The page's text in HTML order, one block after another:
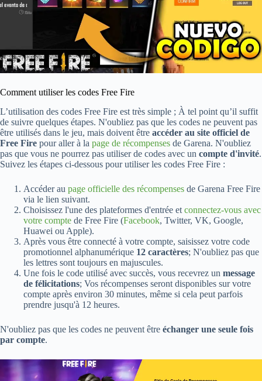
Comment utiliser les codes Free Fire
L’utilisation des codes Free Fire est très simple ; À tel point qu’il suffit
de suivre quelques étapes. N'oubliez pas que les codes ne peuvent pas
être utilisés dans le jeu, mais doivent être accéder au site officiel de
Free Fire pour aller à la page de récompenses de Garena. N'oubliez
pas que vous ne pourrez pas utiliser de codes avec un compte d'invité.
Suivez les étapes ci-dessous pour utiliser les codes Free Fire :
Accéder au page officielle des récompenses de Garena Free Fire
via le lien suivant.
Choisissez l'une des plateformes d'entrée et connectez-vous avec
votre compte de Free Fire (Facebook, Twitter, VK, Google,
Huawei ou Apple).
Après vous être connecté à votre compte, saisissez votre code
promotionnel alphanumérique 12 caractères; N'oubliez pas que
les lettres sont toujours en majuscules.
Une fois le code utilisé avec succès, vous recevrez un message
de félicitations; Vos récompenses seront disponibles sur votre
compte après environ 30 minutes, même si cela peut parfois
prendre jusqu'à 12 heures.
N'oubliez pas que les codes ne peuvent être échanger une seule fois
par compte.